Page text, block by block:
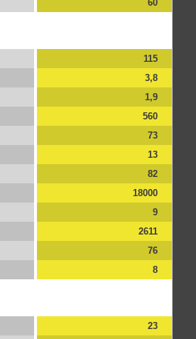
60
115
3,8
1,9
560
73
13
82
18000
9
2611
76
8
23